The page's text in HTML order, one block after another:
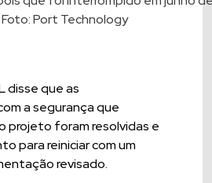
Port Technology
disse que as
a segurança que
projeto foram resolvidas e
para reiniciar com um
revisado.